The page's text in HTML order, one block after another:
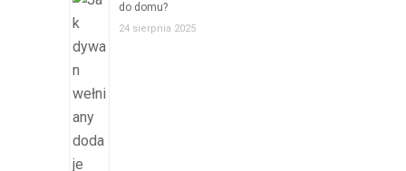
do domu?
24 sierpnia 2025